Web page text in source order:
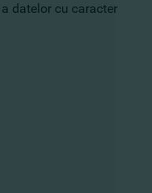
datelor cu caracter